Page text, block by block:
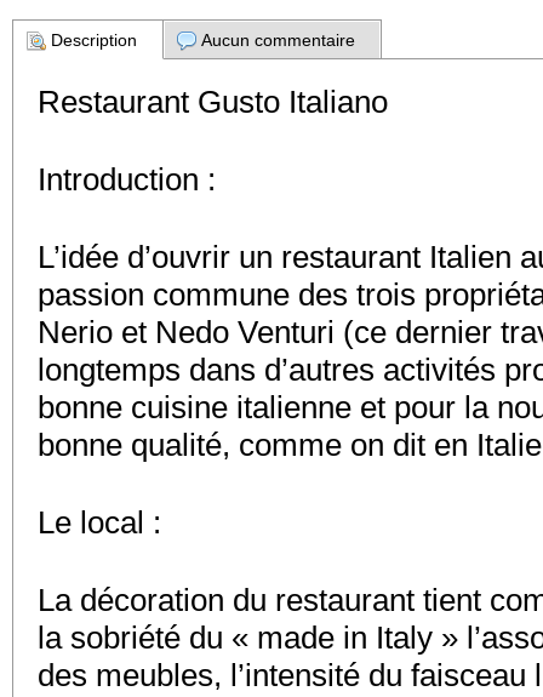
Description Aucun commentaire
Restaurant Gusto Italiano
Introduction :
L’idée d’ouvrir un restaurant Italien
passion commune des trois
Nerio et Nedo Venturi (ce dernier
longtemps dans d’autres activités
bonne cuisine italienne et pour la
bonne qualité, comme on dit en
Le local :
La décoration du restaurant tient
la sobriété du « made in Italy »
des meubles, l’intensité du